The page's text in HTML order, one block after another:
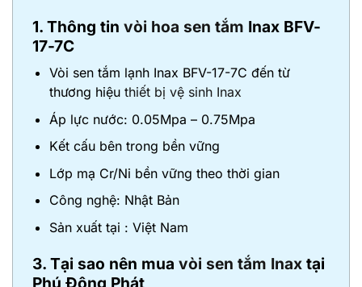
1. Thông tin vòi hoa sen tắm Inax BFV-
17-7C
Vòi sen tắm lạnh Inax BFV-17-7C đến từ
thương hiệu thiết bị vệ sinh Inax
Áp lực nước: 0.05Mpa – 0.75Mpa
Kết cấu bên trong bền vững
Lớp mạ Cr/Ni bền vững theo thời gian
Công nghệ: Nhật Bản
Sản xuất tại : Việt Nam
3. Tại sao nên mua vòi sen tắm Inax tại
Phú Đông Phát